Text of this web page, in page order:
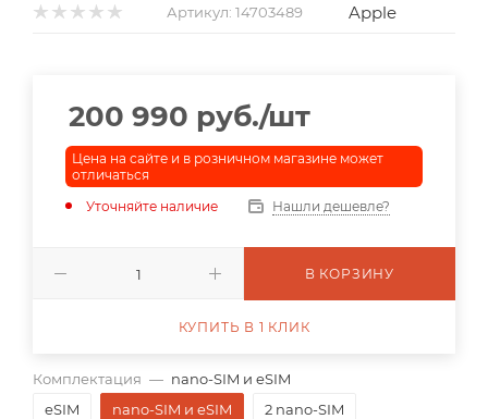
Артикул: 14703489 Apple
Комплектация — nano-SIM и eSIM
eSIM
nano-SIM и eSIM 2 nano-SIM
200 990 руб./шт
Цена на сайте и в розничном магазине может
отличаться
Уточняйте наличие
Нашли дешевле?
В КОРЗИНУ
КУПИТЬ В 1 КЛИК